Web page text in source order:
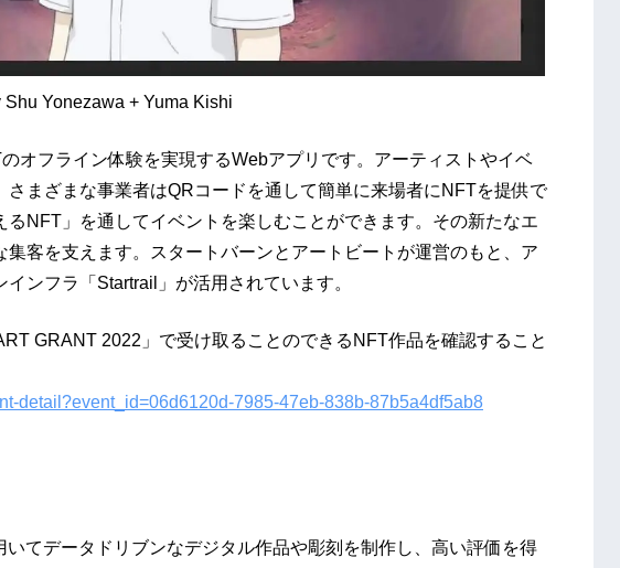
Yonezawa + Yuma Kishi
オフライン体験を実現するWebアプリです。アーティストやイベ
さまざまな事業者はQRコードを通して簡単に来場者にNFTを提供で
るNFT」を通してイベントを楽しむことができます。その新たなエ
集客を支えます。スタートバーンとアートビートが運営のもと、ア
ンフラ「Startrail」が活用されています。
GRANT 2022」で受け取ることのできるNFT作品を確認すること
detail?event_id=06d6120d-7985-47eb-838b-87b5a4df5ab8
いてデータドリブンなデジタル作品や彫刻を制作し、高い評価を得